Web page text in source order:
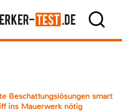
Beschattungslösungen smart
ins Mauerwerk nötig